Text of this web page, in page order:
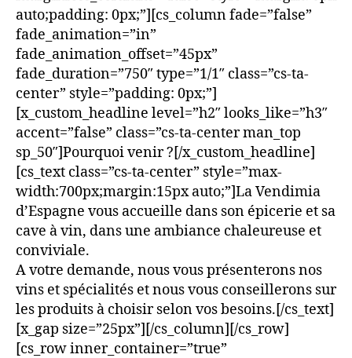
auto;padding: 0px;”][cs_column fade=”false”
fade_animation=”in”
fade_animation_offset=”45px”
fade_duration=”750″ type=”1/1″ class=”cs-ta-
center” style=”padding: 0px;”]
[x_custom_headline level=”h2″ looks_like=”h3″
accent=”false” class=”cs-ta-center man_top
sp_50″]Pourquoi venir ?[/x_custom_headline]
[cs_text class=”cs-ta-center” style=”max-
width:700px;margin:15px auto;”]La Vendimia
d’Espagne vous accueille dans son épicerie et sa
cave à vin, dans une ambiance chaleureuse et
conviviale.
A votre demande, nous vous présenterons nos
vins et spécialités et nous vous conseillerons sur
les produits à choisir selon vos besoins.[/cs_text]
[x_gap size=”25px”][/cs_column][/cs_row]
[cs_row inner_container=”true”